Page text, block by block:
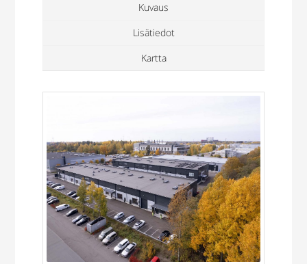
Kuvaus
Lisätiedot
Kartta